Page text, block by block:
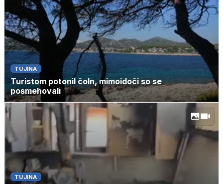
TUJINA
Turistom potonil čoln, mimoidoči so se
posmehovali
TUJINA